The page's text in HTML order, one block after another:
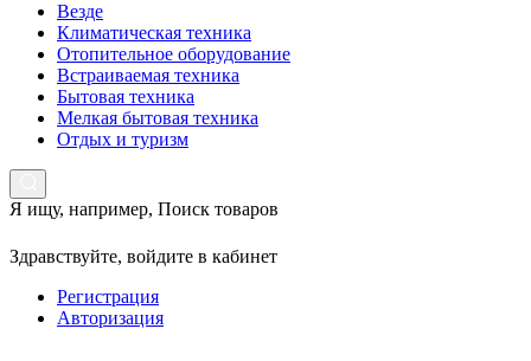
Везде
Климатическая техника
Отопительное оборудование
Встраиваемая техника
Бытовая техника
Мелкая бытовая техника
Отдых и туризм
Я ищу, например, Поиск товаров
Здравствуйте, войдите в кабинет
Регистрация
Авторизация